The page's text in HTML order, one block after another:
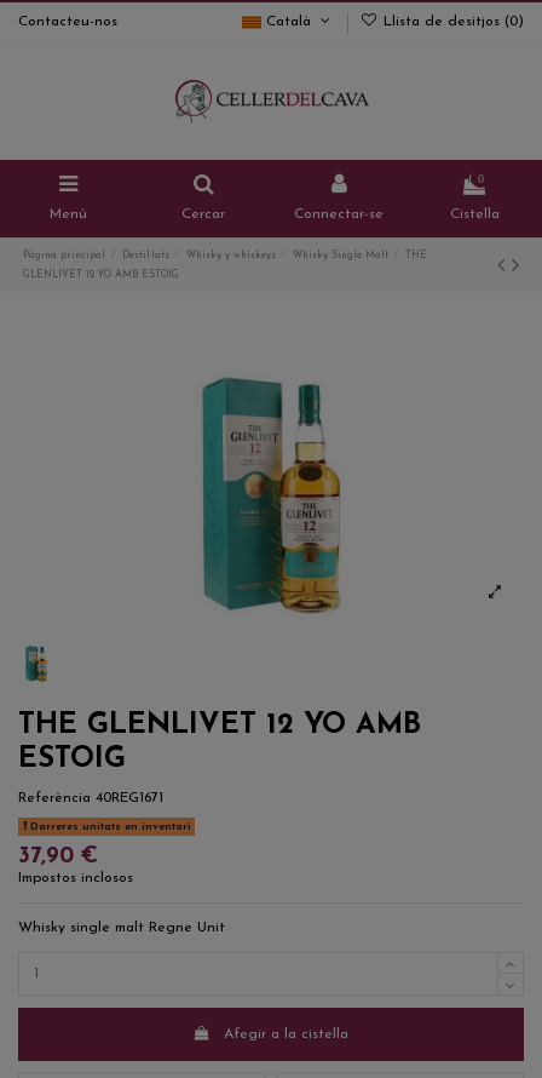
Contacteu-nos Català Llista de desitjos (0)
Menú Cercar Connectar-se
0
Cistella
Pàgina principal Destil·lats Whisky y whiskeys Whisky Single Malt
THE
GLENLIVET 12 YO AMB ESTOIG
THE GLENLIVET 12 YO AMB
ESTOIG
Referència 40REG1671
Darreres unitats en inventari
37,90 €
Impostos inclosos
Whisky single malt Regne Unit
Afegir a la cistella